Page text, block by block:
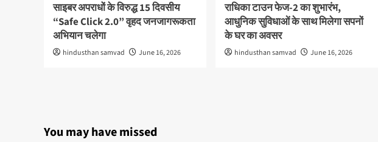
साइबर अपराधों के विरुद्ध 15 दिवसीय
“Safe Click 2.0” वृहद जनजागरूकता
अभियान चलेगा
hindusthan samvad June 16, 2026
राधिका टाउन फेज-2 का शुभारंभ,
आधुनिक सुविधाओं के साथ मिलेगा सपनों
के घर का अवसर
hindusthan samvad June 16, 2026
You may have missed